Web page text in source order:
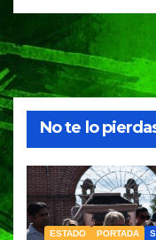
No te lo
ESTADO PORTADA